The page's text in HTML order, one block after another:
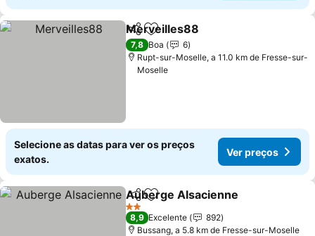
PartilharAdicionar aos favoritos
Merveilles88
7,8 Boa
6
Rupt-sur-Moselle, a 11.0 km de Fresse-sur-
Moselle
Selecione as datas para ver os preços
exatos.
Ver preços
PartilharAdicionar aos favoritos
Auberge Alsacienne
2 Estrelas
8,9 Excelente
892
Bussang, a 5.8 km de Fresse-sur-Moselle